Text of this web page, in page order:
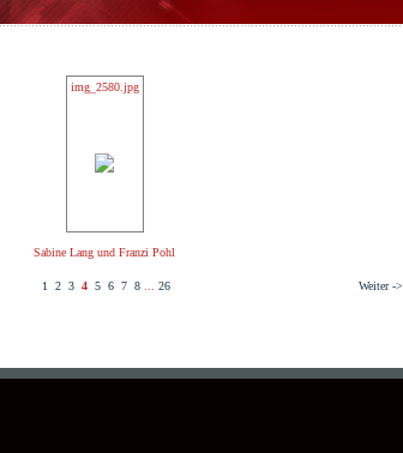
img_2580.jpg
Sabine Lang und Franzi Pohl
1 2 3 4 5 6 7 8... 26 Weiter ->